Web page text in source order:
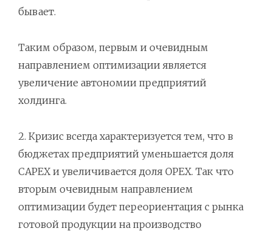
бывает.
Таким образом, первым и очевидным
направлением оптимизации является
увеличение автономии предприятий
холдинга.
2. Кризис всегда характеризуется тем, что в
бюджетах предприятий уменьшается доля
CAPEX и увеличивается доля OPEX. Так что
вторым очевидным направлением
оптимизации будет переориентация с рынка
готовой продукции на производство